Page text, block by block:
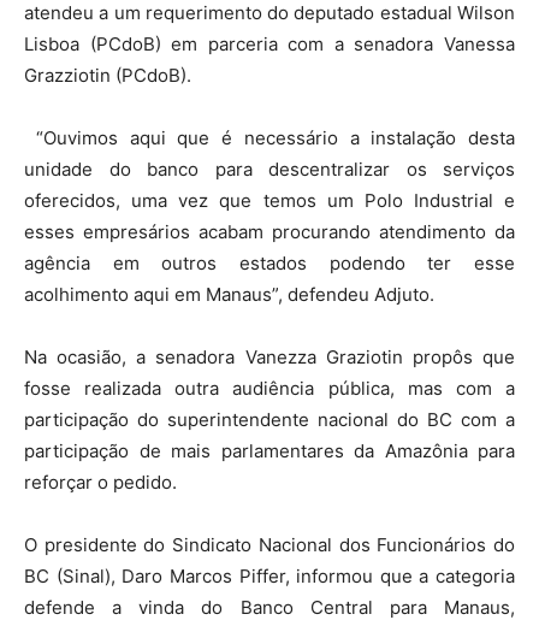
atendeu a um requerimento do deputado estadual Wilson
Lisboa (PCdoB) em parceria com a senadora Vanessa
Grazziotin (PCdoB).
“Ouvimos aqui que é necessário a instalação desta
unidade do banco para descentralizar os serviços
oferecidos, uma vez que temos um Polo Industrial e
esses empresários acabam procurando atendimento da
agência em outros estados podendo ter esse
acolhimento aqui em Manaus”, defendeu Adjuto.
Na ocasião, a senadora Vanezza Graziotin propôs que
fosse realizada outra audiência pública, mas com a
participação do superintendente nacional do BC com a
participação de mais parlamentares da Amazônia para
reforçar o pedido.
O presidente do Sindicato Nacional dos Funcionários do
BC (Sinal), Daro Marcos Piffer, informou que a categoria
defende a vinda do Banco Central para Manaus,